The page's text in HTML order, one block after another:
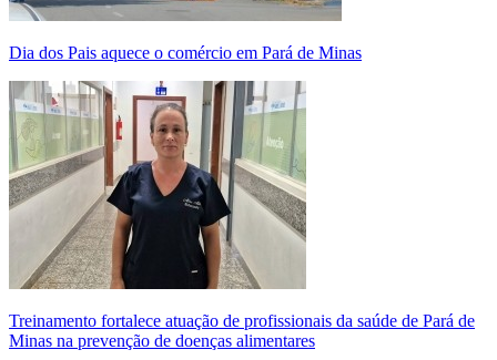
Dia dos Pais aquece o comércio em Pará de Minas
Treinamento fortalece atuação de profissionais da saúde de Pará de
Minas na prevenção de doenças alimentares